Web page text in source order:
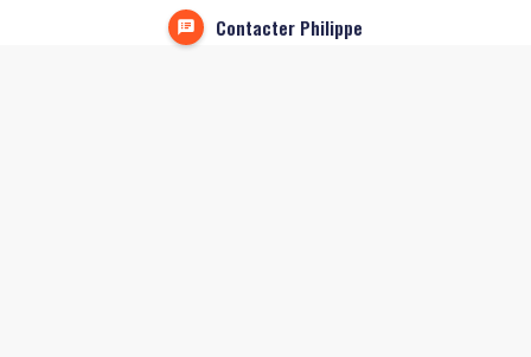
Contacter Philippe